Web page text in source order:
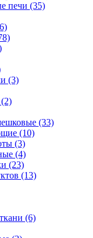
печи (35)
(3)
(33)
(10)
(3)
(4)
(23)
(13)
(6)